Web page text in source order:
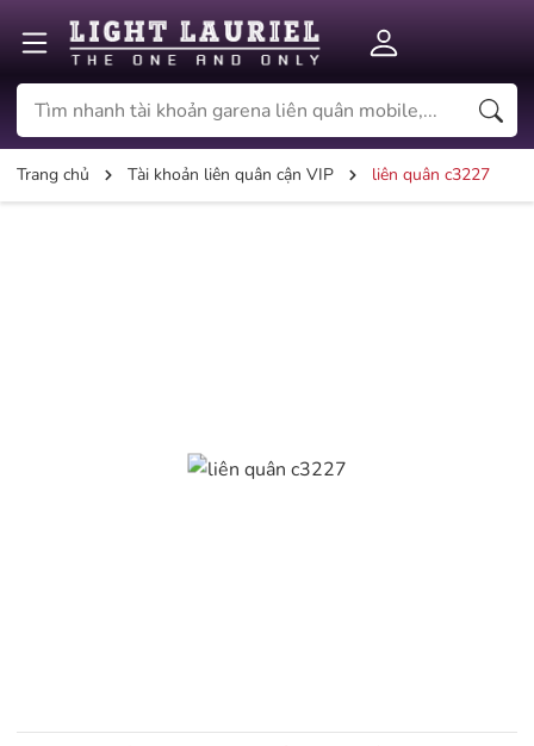
Trang chủ Tài khoản liên quân cận VIP liên quân c3227